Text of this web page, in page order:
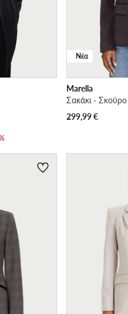
Νέα
Marella
Σακάκι ·
299,99€